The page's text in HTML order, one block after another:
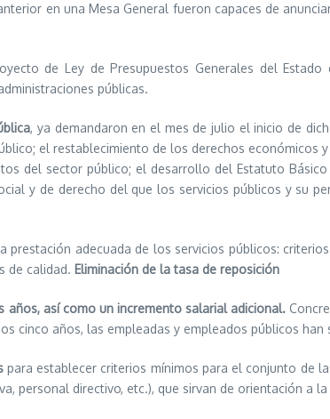
en una Mesa General fueron capaces de
de Ley de Presupuestos Generales del
públicas.
, ya demandaron en el mes de julio el inicio de
el restablecimiento de los derechos
del sector público; el desarrollo del Estatuto
y de derecho del que los servicios públicos y su
prestación adecuada de los servicios públicos:
de calidad. Eliminación de la tasa de reposición
años, así como un incremento salarial adicional.
cinco años, las empleadas y empleados públicos
para establecer criterios mínimos para el conjunto de
personal directivo, etc.), que sirvan de orientación a